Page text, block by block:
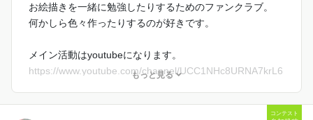
お絵描きを一緒に勉強したりするためのファンクラブ。
何かしら色々作ったりするのが好きです。
メイン活動はyoutubeになります。
https://www.youtube.com/channel/UCC1NHc8URNA7krL6
もっと見る
コンテスト